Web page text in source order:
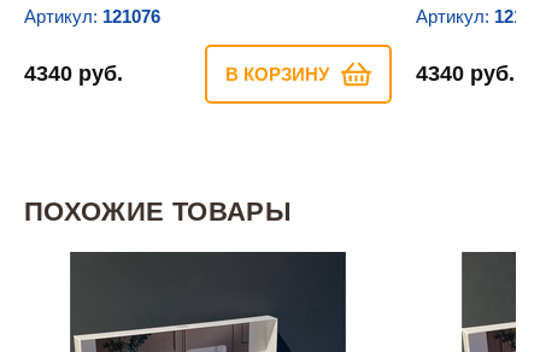
Артикул: 121076
4340 руб. В КОРЗИНУ
Артикул:
4340 руб.
ПОХОЖИЕ ТОВАРЫ